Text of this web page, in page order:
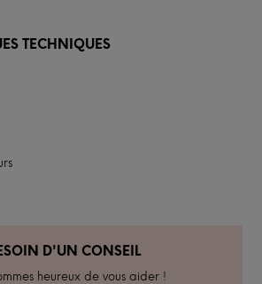
TECHNIQUES
D'UN CONSEIL
heureux de vous aider !